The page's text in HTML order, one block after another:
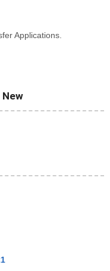
Applications.
New